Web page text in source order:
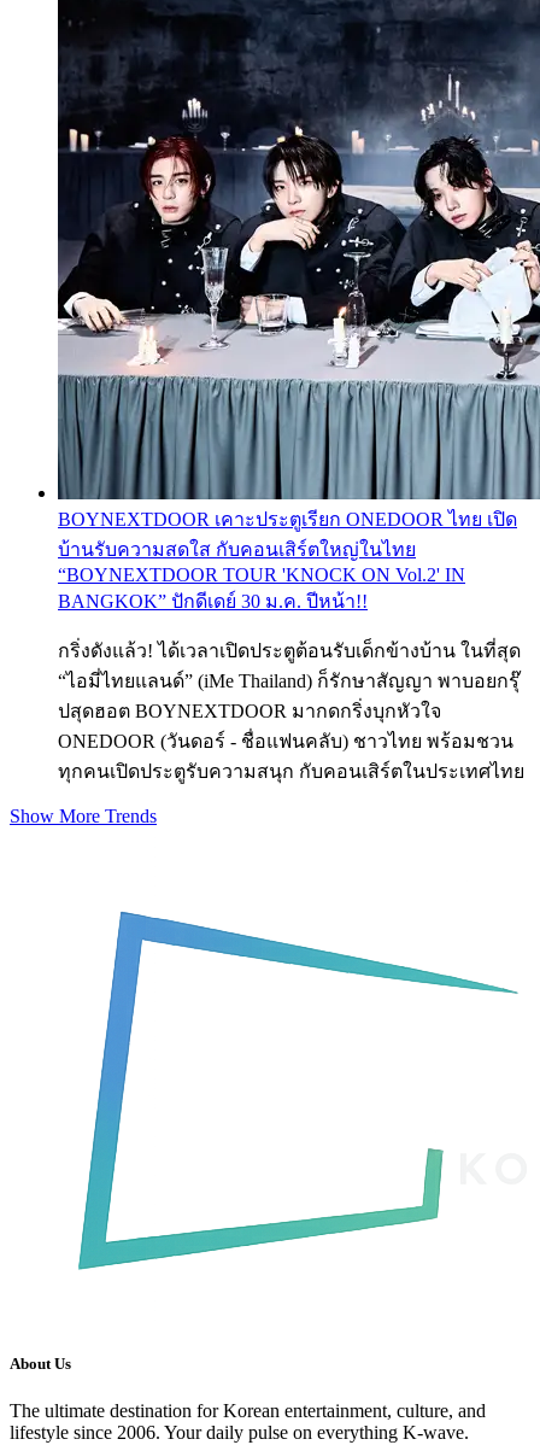
BOYNEXTDOOR เคาะประตูเรียก ONEDOOR ไทย เปิด
บ้านรับความสดใส กับคอนเสิร์ตใหญ่ในไทย
“BOYNEXTDOOR TOUR 'KNOCK ON Vol.2' IN
BANGKOK” ปักดีเดย์ 30 ม.ค. ปีหน้า!!
กริ่งดังแล้ว! ได้เวลาเปิดประตูต้อนรับเด็กข้างบ้าน ในที่สุด
“ไอมี่ไทยแลนด์” (iMe Thailand) ก็รักษาสัญญา พาบอยกรุ๊
ปสุดฮอต BOYNEXTDOOR มากดกริ่งบุกหัวใจ
ONEDOOR (วันดอร์ - ชื่อแฟนคลับ) ชาวไทย พร้อมชวน
ทุกคนเปิดประตูรับความสนุก กับคอนเสิร์ตในประเทศไทย
Show More Trends
About Us
The ultimate destination for Korean entertainment, culture, and
lifestyle since 2006. Your daily pulse on everything K-wave.